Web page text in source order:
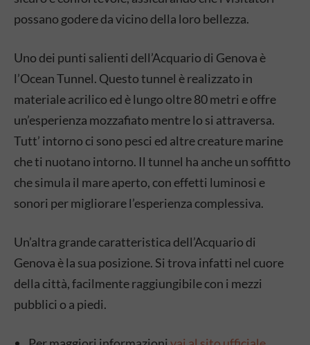
possano godere da vicino della loro bellezza.
Uno dei punti salienti dell’Acquario di Genova è
l’Ocean Tunnel. Questo tunnel è realizzato in
materiale acrilico ed è lungo oltre 80 metri e offre
un’esperienza mozzafiato mentre lo si attraversa.
Tutt’ intorno ci sono pesci ed altre creature marine
che ti nuotano intorno. Il tunnel ha anche un soffitto
che simula il mare aperto, con effetti luminosi e
sonori per migliorare l’esperienza complessiva.
Un’altra grande caratteristica dell’Acquario di
Genova è la sua posizione. Si trova infatti nel cuore
della città, facilmente raggiungibile con i mezzi
pubblici o a piedi.